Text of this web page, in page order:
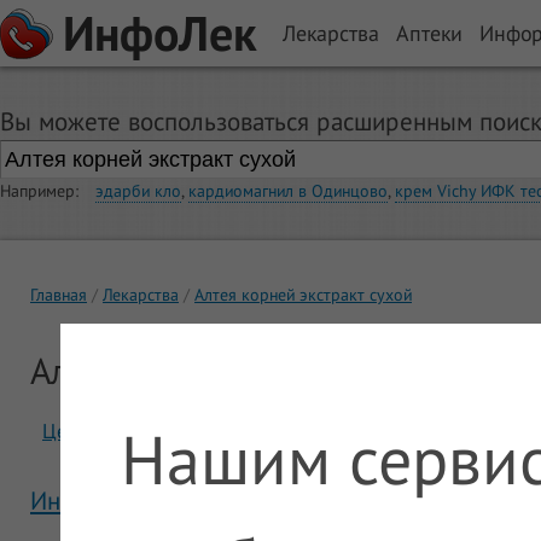
ИнфоЛек Лекарства Аптеки
Вы можете воспользоваться расширенным
Например: эдарби кло, кардиомагнил в Одинцово, крем Vichy ИФК
Главная Лекарства Алтея корней экстракт сухой
Алтея корней экстракт сухой
Цены Отзывы
Инструкция Алтея корней экстракт сухой
Нашим